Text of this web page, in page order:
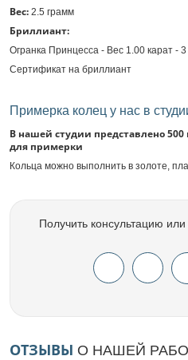
Вес: 2.5 грамм
Бриллиант:
Огранка Принцесса - Вес 1.00 карат - 3
Сертификат на бриллиант
Примерка колец у нас в
В нашей студии представлено
для примерки
Кольца можно выполнить в золоте,
Получить консультацию
ОТЗЫВЫ О НАШЕЙ